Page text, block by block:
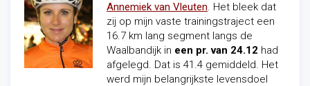
Annemiek van Vleuten. Het bleek dat
zij op mijn vaste trainingstraject een
16.7 km lang segment langs de
Waalbandijk in een pr. van 24.12 had
afgelegd. Dat is 41.4 gemiddeld. Het
werd mijn belangrijkste levensdoel